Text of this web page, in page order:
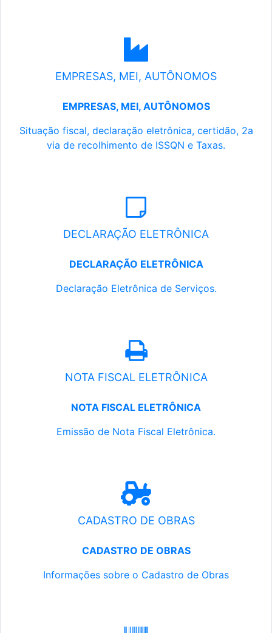
EMPRESAS, MEI, AUTÔNOMOS
EMPRESAS, MEI, AUTÔNOMOS
Situação fiscal, declaração eletrônica, certidão, 2a
via de recolhimento de ISSQN e Taxas.
DECLARAÇÃO ELETRÔNICA
DECLARAÇÃO ELETRÔNICA
Declaração Eletrônica de Serviços.
NOTA FISCAL ELETRÔNICA
NOTA FISCAL ELETRÔNICA
Emissão de Nota Fiscal Eletrônica.
CADASTRO DE OBRAS
CADASTRO DE OBRAS
Informações sobre o Cadastro de Obras